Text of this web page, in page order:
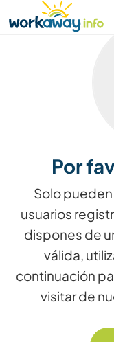
CONTENT
MAIN NAVIGATION
Por
Solo
usuarios
dispones de
válida,
continuación
visitar de